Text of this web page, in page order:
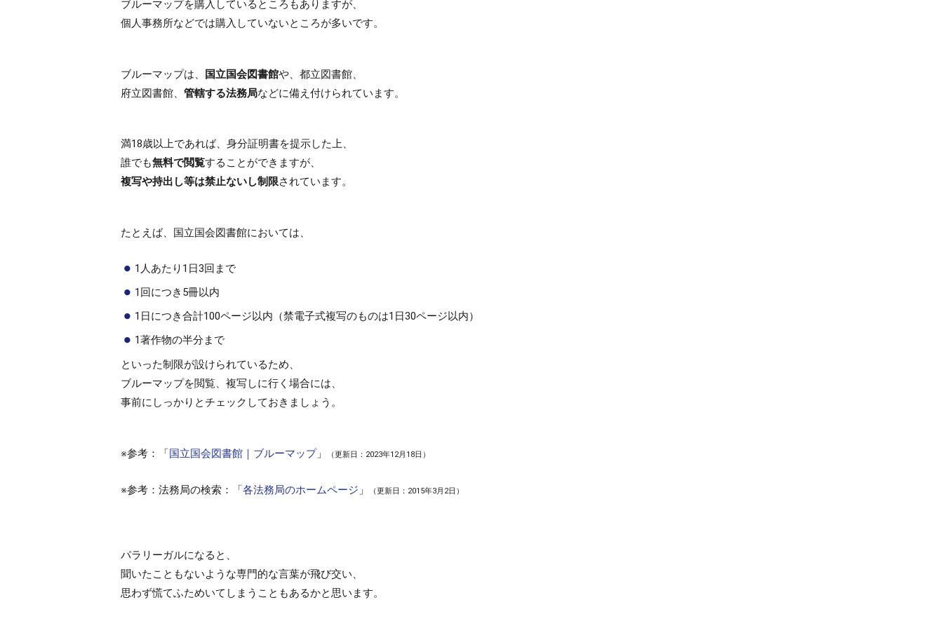
ブルーマップを購入しているところもありますが、
個人事務所などでは購入していないところが多いです。
ブルーマップは、 国立国会図書館や、都立図書館、
府立図書館、 管轄する法務局などに備え付けられています。
満18歳以上であれば、身分証明書を提示した上、
誰でも無料で閲覧することができますが、
複写や持出し等は禁止ないし制限されています。
たとえば、国立国会図書館においては、
1人あたり1日3回まで
1回につき5冊以内
1日につき合計100ページ以内（禁電子式複写のものは1日30ページ以内）
1著作物の半分まで
といった制限が設けられているため、
ブルーマップを閲覧、複写しに行く場合には、
事前にしっかりとチェックしておきましょう。
※参考：「国立国会図書館｜ブルーマップ」 （更新日：2023年12月18日）
※参考：法務局の検索：「各法務局のホームページ 」 （更新日：2015年3月2日）
パラリーガルになると、
聞いたこともないような専門的な言葉が飛び交い、
思わず慌てふためいてしまうこともあるかと思います。